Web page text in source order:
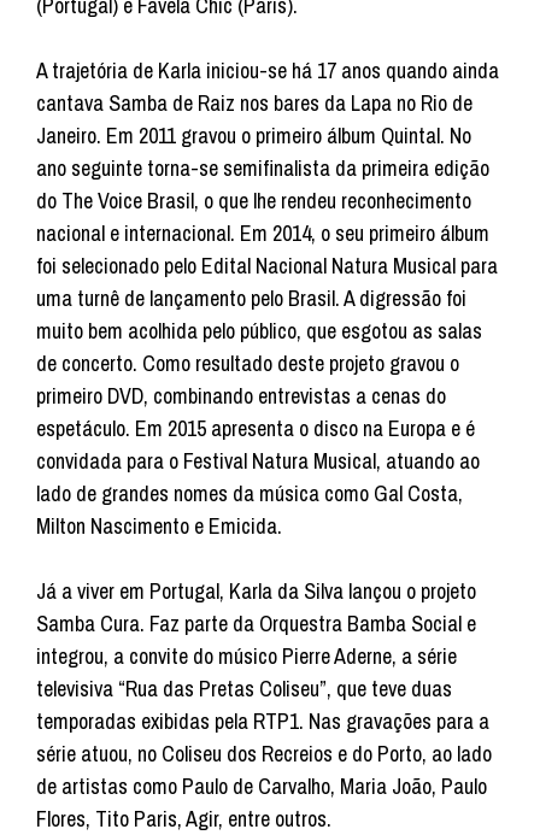
A trajetória de Karla iniciou-se há 17 anos quando ainda
cantava Samba de Raiz nos bares da Lapa no Rio de
Janeiro. Em 2011 gravou o primeiro álbum Quintal. No
ano seguinte torna-se semifinalista da primeira edição
do The Voice Brasil, o que lhe rendeu reconhecimento
nacional e internacional. Em 2014, o seu primeiro álbum
foi selecionado pelo Edital Nacional Natura Musical para
uma turnê de lançamento pelo Brasil. A digressão foi
muito bem acolhida pelo público, que esgotou as salas
de concerto. Como resultado deste projeto gravou o
primeiro DVD, combinando entrevistas a cenas do
espetáculo. Em 2015 apresenta o disco na Europa e é
convidada para o Festival Natura Musical, atuando ao
lado de grandes nomes da música como Gal Costa,
Milton Nascimento e Emicida.
Já a viver em Portugal, Karla da Silva lançou o projeto
Samba Cura. Faz parte da Orquestra Bamba Social e
integrou, a convite do músico Pierre Aderne, a série
televisiva “Rua das Pretas Coliseu”, que teve duas
temporadas exibidas pela RTP1. Nas gravações para a
série atuou, no Coliseu dos Recreios e do Porto, ao lado
de artistas como Paulo de Carvalho, Maria João, Paulo
Flores, Tito Paris, Agir, entre outros.